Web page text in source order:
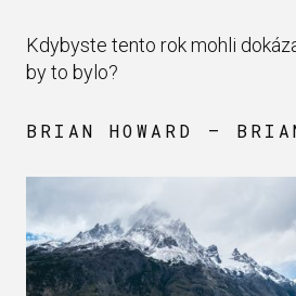
Kdybyste tento rok mohli
by to bylo?
BRIAN HOWARD —